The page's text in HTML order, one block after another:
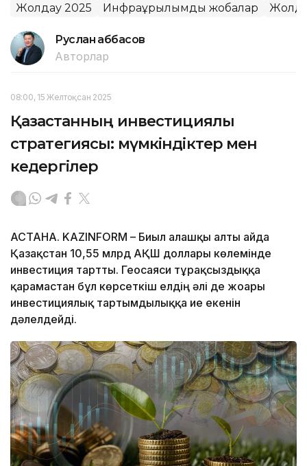
Жолдау 2025 Инфрақұрылымдық жобалар
Руслан Ғаббасов
Авторлар
08:00, 15 Желтоқсан 2025
Қазақстанның инвестициялық
стратегиясы: мүмкіндіктер мен
кедергілер
АСТАНА. KAZINFORM – Биыл алғашқы алты айда
Қазақстан 10,55 млрд АҚШ доллары көлемінде
инвестиция тартты. Геосаяси тұрақсыздыққа
қарамастан бұл көрсеткіш елдің әлі де жоғары
инвестициялық тартымдылыққа ие екенін
дәлелдейді.